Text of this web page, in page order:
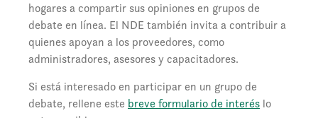
hogares a compartir sus opiniones en grupos de
debate en línea. El NDE también invita a contribuir a
quienes apoyan a los proveedores, como
administradores, asesores y capacitadores.
Si está interesado en participar en un grupo de
debate, rellene este breve formulario de interés lo